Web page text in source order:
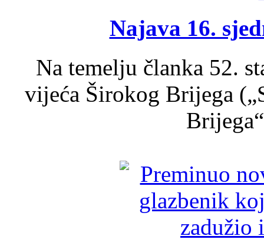
Najava 16.
Na temelju članka 52.
vijeća Širokog Brijega